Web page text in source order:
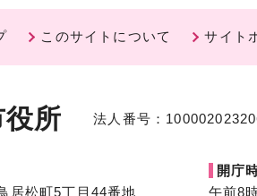
このサイトについて サイト
所 法人番号：
居松町5丁目44番地
開庁
午前8